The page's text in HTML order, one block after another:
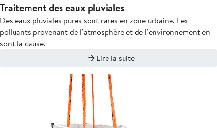
Traitement des eaux pluviales
Des eaux pluviales pures sont rares en zone urbaine. Les
polluants provenant de l’atmosphère et de l’environnement en
sont la cause.
Lire la suite